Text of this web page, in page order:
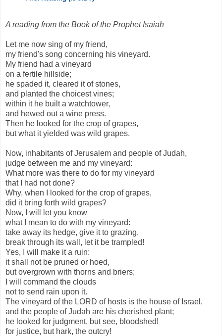
A reading from the Book of the Prophet Isaiah
Let me now sing of my friend,
my friend's song concerning his vineyard.
My friend had a vineyard
on a fertile hillside;
he spaded it, cleared it of stones,
and planted the choicest vines;
within it he built a watchtower,
and hewed out a wine press.
Then he looked for the crop of grapes,
but what it yielded was wild grapes.
Now, inhabitants of Jerusalem and people of Judah,
judge between me and my vineyard:
What more was there to do for my vineyard
that I had not done?
Why, when I looked for the crop of grapes,
did it bring forth wild grapes?
Now, I will let you know
what I mean to do with my vineyard:
take away its hedge, give it to grazing,
break through its wall, let it be trampled!
Yes, I will make it a ruin:
it shall not be pruned or hoed,
but overgrown with thorns and briers;
I will command the clouds
not to send rain upon it.
The vineyard of the LORD of hosts is the house of Israel,
and the people of Judah are his cherished plant;
he looked for judgment, but see, bloodshed!
for justice, but hark, the outcry!